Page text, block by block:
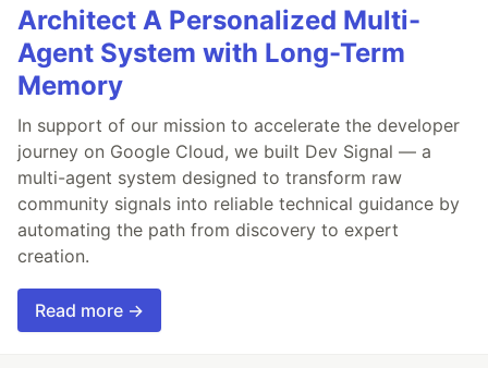
Architect A Personalized Multi-
Agent System with Long-Term
Memory
In support of our mission to accelerate the developer
journey on Google Cloud, we built Dev Signal — a
multi-agent system designed to transform raw
community signals into reliable technical guidance by
automating the path from discovery to expert
creation.
Read more →